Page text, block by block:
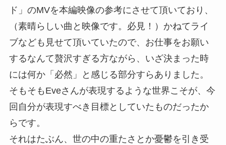
ド」のMVを本編映像の参考にさせて頂いており、
（素晴らしい曲と映像です。必見！）かねてライ
ブなども見せて頂いていたので、お仕事をお願い
するなんて贅沢すぎる方ながら、いざ決まった時
には何か「必然」と感じる部分すらありました。
そもそもEveさんが表現するような世界こそが、今
回自分が表現すべき目標としていたものだったか
らです。
それはたぶん、世の中の重たさとか憂鬱を引き受